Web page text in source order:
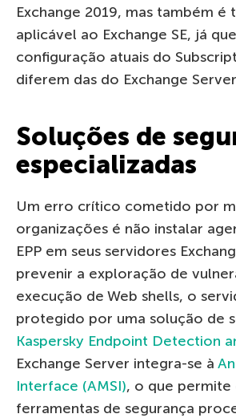
Exchange 2019, mas também
aplicável ao Exchange SE, já
configuração atuais do
diferem das do Exchange
Soluções de
especializadas
Um erro crítico cometido por
organizações é não instalar
EPP em seus servidores
prevenir a exploração de
execução de Web shells, o
protegido por uma solução de
Kaspersky Endpoint Detection
Exchange Server integra-se à
Interface (AMSI), o que permite
ferramentas de segurança